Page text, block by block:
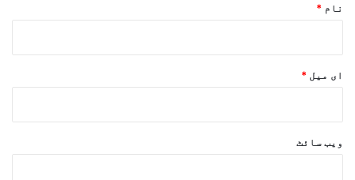
نام *
ای میل *
ویب‌ سائٹ